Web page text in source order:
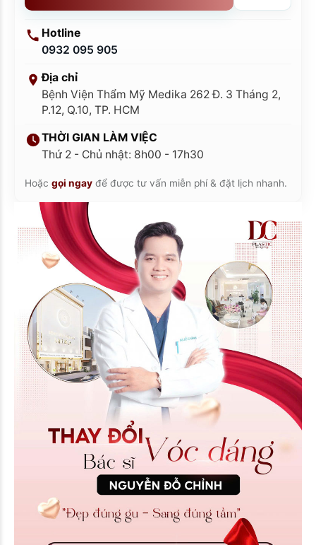
Hotline
0932 095 905
Địa chỉ
Bệnh Viện Thẩm Mỹ Medika 262 Đ. 3 Tháng 2,
P.12, Q.10, TP. HCM
THỜI GIAN LÀM VIỆC
Thứ 2 - Chủ nhật: 8h00 - 17h30
Hoặc gọi ngay để được tư vấn miễn phí & đặt lịch nhanh.